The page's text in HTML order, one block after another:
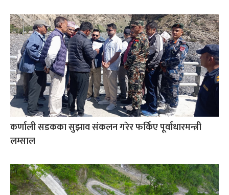
कर्णाली सडकका सुझाव संकलन गरेर फर्किए पूर्वाधारमन्त्री
लम्साल